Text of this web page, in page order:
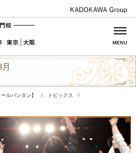
ルバンタン】 / トピックス
/